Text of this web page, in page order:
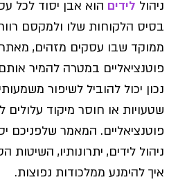
ניהול לידים הוא אבן יסוד לכל
בסיס הלקוחות שלו ולמקסם
ממוקד שבו עסקים מזהים,
פוטנציאליים במטרה להמיר
נכון יכול להוביל לשיפור
שטעויות או חוסר מיקוד עלולים
פוטנציאליים. המאמר שלפניכם
ניהול לידים, יתרונותיו, השיטות
איך להימנע ממלכודות נפוצות.